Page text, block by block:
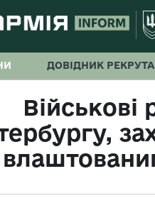
ДОВІДНИК РЕКРУТА